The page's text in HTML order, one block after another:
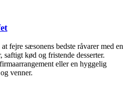
fejre sæsonens bedste råvarer med en
saftigt kød og fristende desserter.
eller en hyggelig
venner.